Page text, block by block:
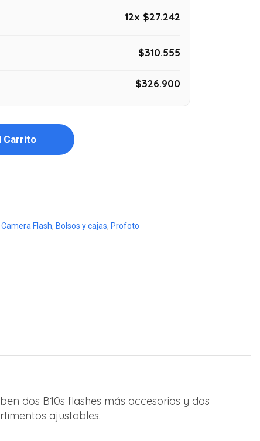
12x $27.242
$310.555
$326.900
Carrito
Flash, Bolsos y cajas, Profoto
dos B10s flashes más accesorios y dos
ajustables.